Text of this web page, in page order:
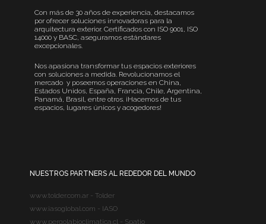
Con más de 30 años de experiencia, destacamos
por ofrecer soluciones innovadoras para la
arquitectura exterior. Certificados con ISO 9001, ISO
14000 y BASC, aseguramos estándares
excepcionales.
Nos apasiona transformar tus espacios exteriores
con soluciones a medida. Revolucionamos el
mercado y poseemos operaciones en China,
Estados Unidos, España, Francia, Chile, Argentina,
Panamá, Brasil, entre otros. ¡Hacemos de tus
espacios, lugares únicos y acogedores!
NUESTROS PARTNERS AL REDEDOR DEL MUNDO
www.tolder.com.ar - Tolder
www.iasoglobal.com - IASO
www.pergolabioclimatica.cl - Spatio